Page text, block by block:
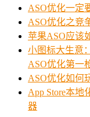
ASO优化一定
ASO优化之竞
苹果ASO应该
小图标大生意
ASO优化第一
ASO优化如何
App Store本地
器